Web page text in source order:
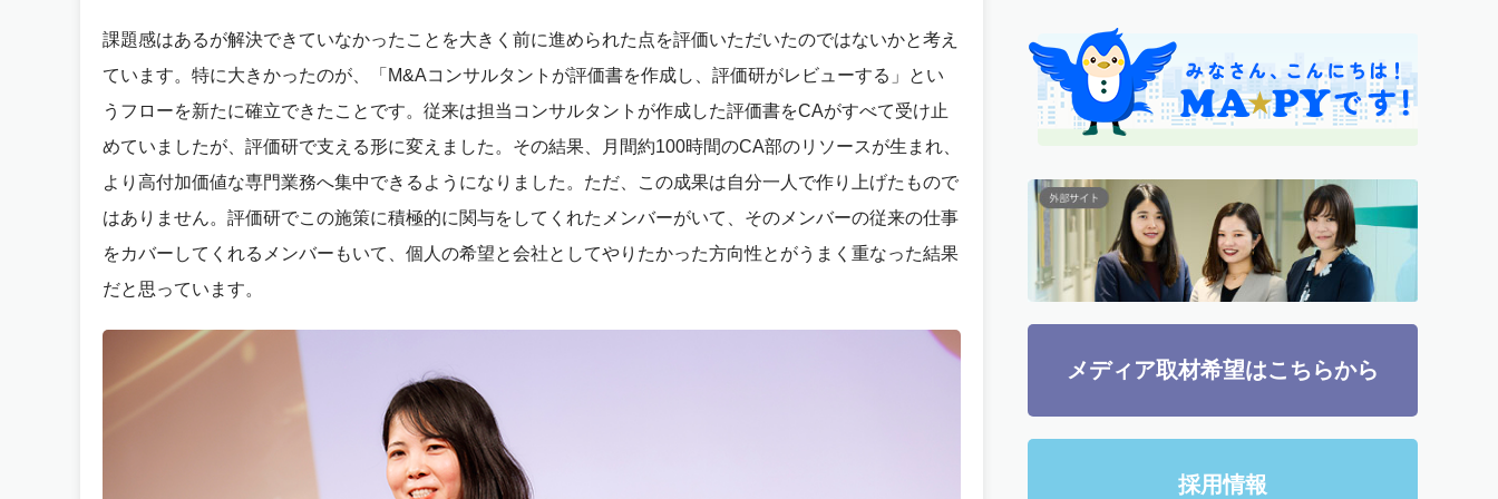
課題感はあるが解決できていなかったことを大きく前に進められた点を評価いただいたのではないかと考え
ています。特に大きかったのが、「M&Aコンサルタントが評価書を作成し、評価研がレビューする」とい
うフローを新たに確立できたことです。従来は担当コンサルタントが作成した評価書をCAがすべて受け止
めていましたが、評価研で支える形に変えました。その結果、月間約100時間のCA部のリソースが生まれ、
より高付加価値な専門業務へ集中できるようになりました。ただ、この成果は自分一人で作り上げたもので
はありません。評価研でこの施策に積極的に関与をしてくれたメンバーがいて、そのメンバーの従来の仕事
をカバーしてくれるメンバーもいて、個人の希望と会社としてやりたかった方向性とがうまく重なった結果
だと思っています。
メディア取材希望はこちらから
採用情報